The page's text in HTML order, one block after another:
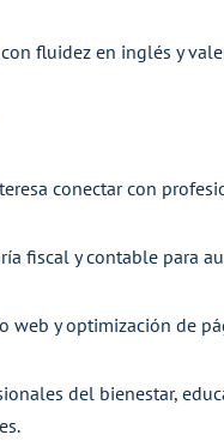
fluidez en inglés y
conectar con
fiscal y contable para
web y optimización de
del bienestar,